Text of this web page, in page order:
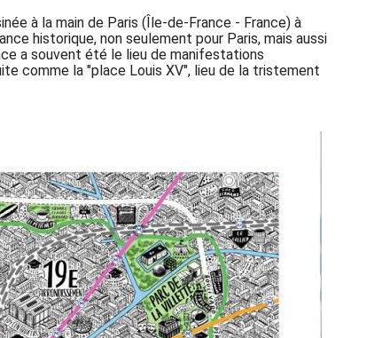
à la main de Paris (Île-de-France - France) à
historique, non seulement pour Paris, mais aussi
a souvent été le lieu de manifestations
comme la "place Louis XV", lieu de la tristement